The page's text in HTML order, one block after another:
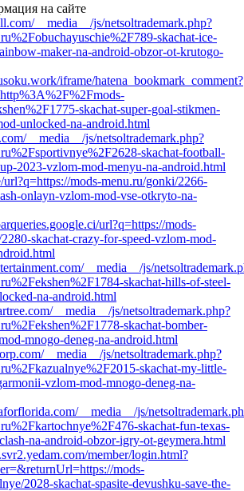
на сайте
__media__/js/netsoltrademark.php?
skachat-ice-
maker-na-android-obzor-ot-krutogo-
iframe/hatena_bookmark_comment?
skachat-super-goal-stikmen-
unlocked-na-android.html
__media__/js/netsoltrademark.php?
skachat-football-
2023-vzlom-mod-menyu-na-android.html
url?q=https://mods-menu.ru/gonki/2266-
onlayn-vzlom-mod-vse-otkryto-na-
url?q=https://mods-
skachat-crazy-for-speed-vzlom-mod-
__media__/js/
skachat-hills-of-steel-
na-android.html
__media__/js/netsoltrademark.php?
skachat-bomber-
mnogo-deneg-na-android.html
__media__/js/netsoltrademark.php?
skachat-my-little-
vzlom-mod-mnogo-deneg-na-
__media__/js/
skachat-fun-texas-
na-android-obzor-igry-ot-geymera.html
member/login.html?
mods-
2028-skachat-spasite-devushku-save-the-